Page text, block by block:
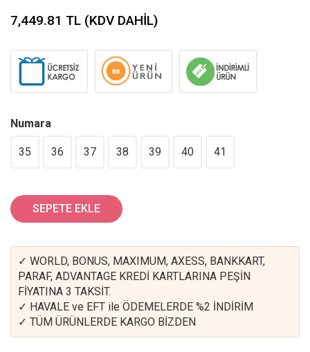
7,449.81 TL (KDV DAHİL)
Numara
35 36 37 38 39 40 41
SEPETE EKLE
✓ WORLD, BONUS, MAXIMUM, AXESS, BANKKART,
PARAF, ADVANTAGE KREDİ KARTLARINA PEŞİN
FİYATINA 3 TAKSİT.
✓ HAVALE ve EFT ile ÖDEMELERDE %2 İNDİRİM
✓ TÜM ÜRÜNLERDE KARGO BİZDEN